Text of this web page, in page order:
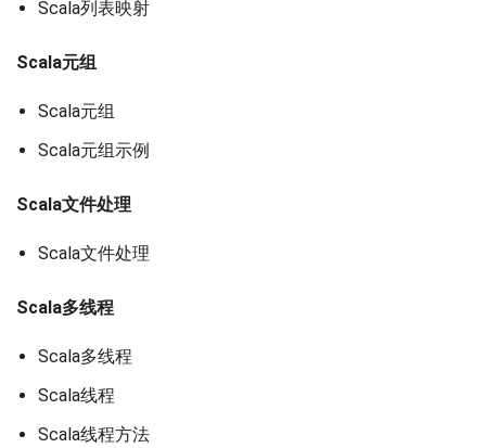
Scala列表映射
Scala元组
Scala元组
Scala元组示例
Scala文件处理
Scala文件处理
Scala多线程
Scala多线程
Scala线程
Scala线程方法